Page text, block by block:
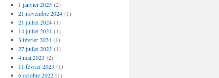
1 janvier 2025(2)
21 novembre 2024(1)
21 juillet 2024(1)
14 juillet 2024(1)
3 février 2024(1)
27 juillet 2023 (1)
4 mai 2023 (2)
11 février 2023 (1)
6 octobre 2022(1)